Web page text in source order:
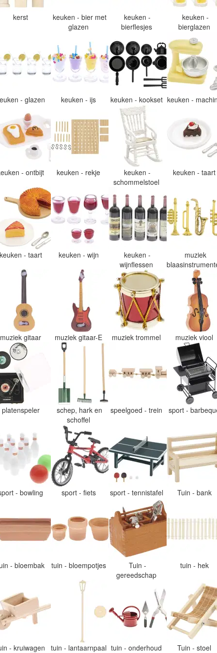
kerst
keuken - bier met
glazen
keuken -
bierflesjes
keuken -
bierglazen
- glazen keuken - ijs keuken - kookset keuken -
- ontbijt keuken - rekje
keuken -
schommelstoel
keuken -
- taart keuken - wijn
keuken -
wijnflessen
muziek
muziek gitaar muziek gitaar-E muziek trommel muziek viool
platenspeler
schep, hark en
schoffel
speelgoed - trein sport -
- bowling sport - fiets sport - tennistafel Tuin - bank
- bloembak tuin - bloempotjes
Tuin -
gereedschap
tuin - hek
- kruiwagen tuin - lantaarnpaal tuin - onderhoud Tuin - stoel